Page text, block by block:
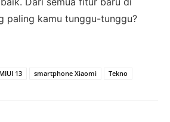
paling kamu tunggu-tunggu?
MIUI 13 smartphone Xiaomi Tekno